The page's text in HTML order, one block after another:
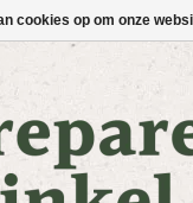
cookies op om onze